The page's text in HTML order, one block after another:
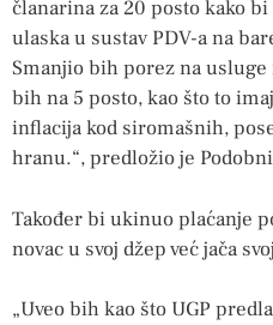
članarina za 20 posto kako
ulaska u sustav PDV-a na
Smanjio bih porez na
bih na 5 posto, kao što to
inflacija kod siromašnih,
hranu.“, predložio je
Također bi ukinuo plaćanje
novac u svoj džep već jača
„Uveo bih kao što UGP